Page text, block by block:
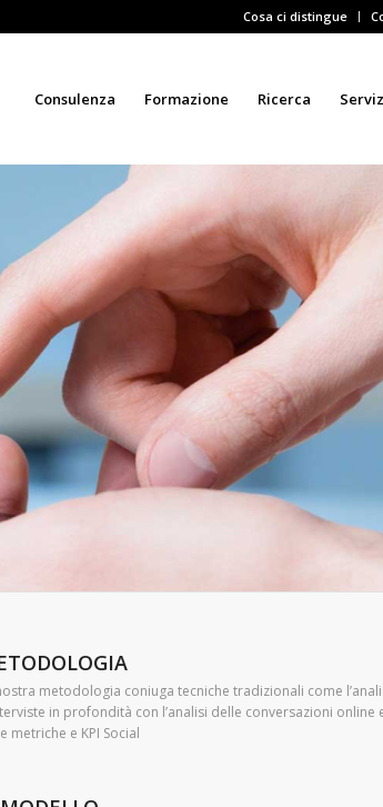
Cosa ci distingue
Consulenza Formazione Ricerca
metodologia coniuga tecniche tradizionali come
in profondità con l’analisi delle conversazioni online
metriche e KPI Social